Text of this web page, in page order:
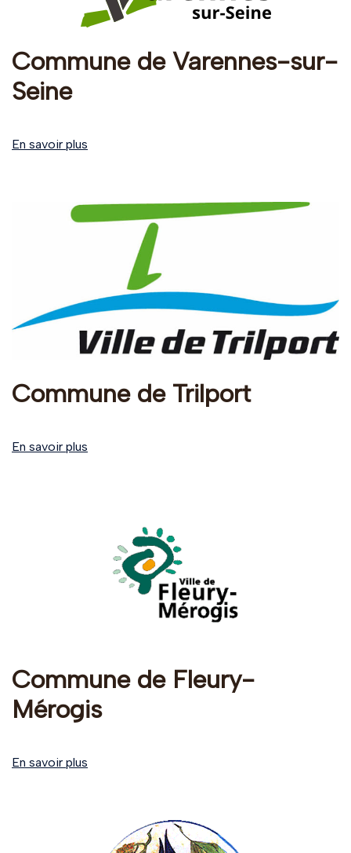
Commune de Varennes-sur-
Seine
En savoir plus
Commune de Trilport
En savoir plus
Commune de Fleury-
Mérogis
En savoir plus